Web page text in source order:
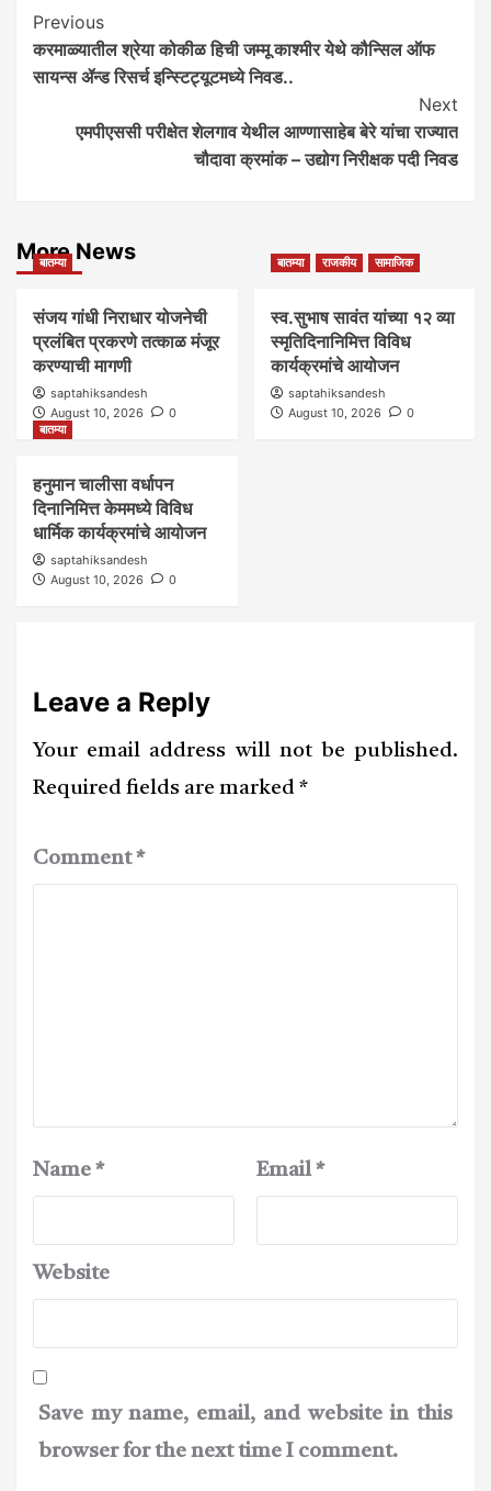
Post
Navigation
Previous
करमाळ्यातील श्रेया कोकीळ हिची जम्मू काश्मीर येथे कौन्सिल ऑफ
सायन्स ॲन्ड रिसर्च इन्स्टिट्यूटमध्ये निवड..
Next
एमपीएससी परीक्षेत शेलगाव येथील आण्णासाहेब बेरे यांचा राज्यात
चौदावा क्रमांक – उद्योग निरीक्षक पदी निवड
More News
बातम्या
संजय गांधी निराधार योजनेची
प्रलंबित प्रकरणे तत्काळ मंजूर
करण्याची मागणी
saptahiksandesh
August 10, 2026
0
बातम्या राजकीय सामाजिक
स्व.सुभाष सावंत यांच्या १२ व्या
स्मृतिदिनानिमित्त विविध
कार्यक्रमांचे आयोजन
saptahiksandesh
August 10, 2026
0
बातम्या
हनुमान चालीसा वर्धापन
दिनानिमित्त केममध्ये विविध
धार्मिक कार्यक्रमांचे आयोजन
saptahiksandesh
August 10, 2026
0
Leave a Reply
Your email address will not be published.
Required fields are marked *
Comment*
Name * Email*
Website
Save my name, email, and website in this
browser for the next time I comment.